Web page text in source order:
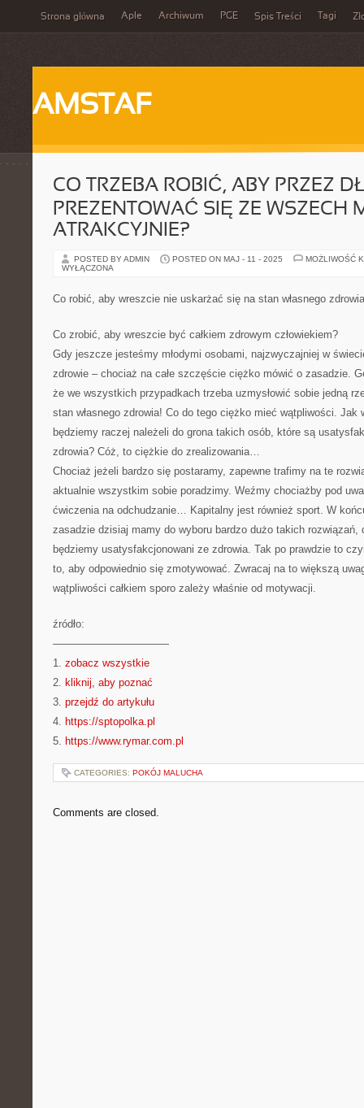
Strona główna Aple Archiwum PGE Spis Treści Tagi
AMSTAF
CO TRZEBA ROBIĆ, ABY PRZEZ
PREZENTOWAĆ SIĘ ZE WSZECH
ATRAKCYJNIE?
POSTED BY ADMIN POSTED ON MAJ - 11 - 2025
MOŻLIWOŚĆ
WYŁĄCZONA
Co robić, aby wreszcie nie uskarżać się na stan własnego
Co zrobić, aby wreszcie być całkiem zdrowym człowiekiem?
Gdy jeszcze jesteśmy młodymi osobami, najzwyczajniej w
zdrowie – chociaż na całe szczęście ciężko mówić o zasadzie.
że we wszystkich przypadkach trzeba uzmysłowić sobie jedną
stan własnego zdrowia! Co do tego ciężko mieć wątpliwości. Jak
będziemy raczej należeli do grona takich osób, które są
zdrowia? Cóż, to ciężkie do zrealizowania…
Chociaż jeżeli bardzo się postaramy, zapewne trafimy na te
aktualnie wszystkim sobie poradzimy. Weźmy chociażby pod
ćwiczenia na odchudzanie… Kapitalny jest również sport. W
zasadzie dzisiaj mamy do wyboru bardzo dużo takich rozwiązań,
będziemy usatysfakcjonowani ze zdrowia. Tak po prawdzie to
to, aby odpowiednio się zmotywować. Zwracaj na to większą
wątpliwości całkiem sporo zależy właśnie od motywacji.
źródło:
———————————
1. zobacz wszystkie
2. kliknij, aby poznać
3. przejdź do artykułu
4. https://sptopolka.pl
5. https://www.rymar.com.pl
CATEGORIES: POKÓJ MALUCHA
Comments are closed.